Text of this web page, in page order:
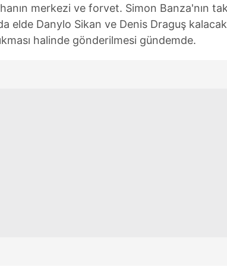
merkezi ve forvet. Simon Banza'nın
elde Danylo Sikan ve Denis Draguş
halinde gönderilmesi gündemde.